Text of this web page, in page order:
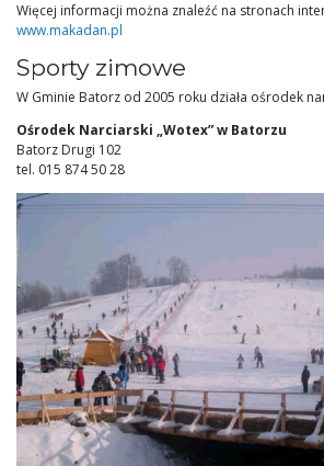
Więcej informacji można znaleźć na stronach
www.makadan.pl
Sporty zimowe
W Gminie Batorz od 2005 roku działa ośrodek
Ośrodek Narciarski „Wotex” w Batorzu
Batorz Drugi 102
tel. 015 874 50 28